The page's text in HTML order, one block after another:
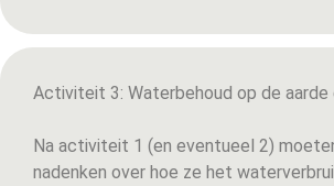
Activiteit 3: Waterbehoud op de aarde
Na activiteit 1 (en eventueel 2)
nadenken over hoe ze het